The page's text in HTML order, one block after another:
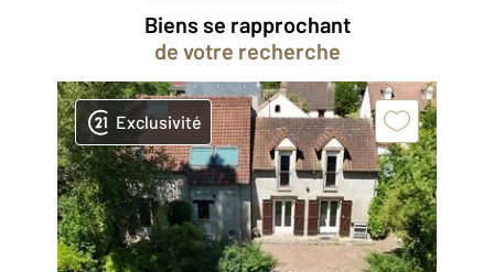
Biens se rapprochant
de votre recherche
Exclusivité